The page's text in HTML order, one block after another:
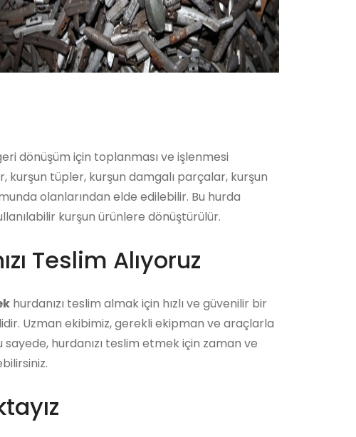
dönüşüm için toplanması ve işlenmesi
kurşun tüpler, kurşun damgalı parçalar, kurşun
olanlarından elde edilebilir. Bu hurda
kurşun ürünlere dönüştürülür.
Teslim Alıyoruz
hurdanızı teslim almak için hızlı ve güvenilir bir
Uzman ekibimiz, gerekli ekipman ve araçlarla
sayede, hurdanızı teslim etmek için zaman ve